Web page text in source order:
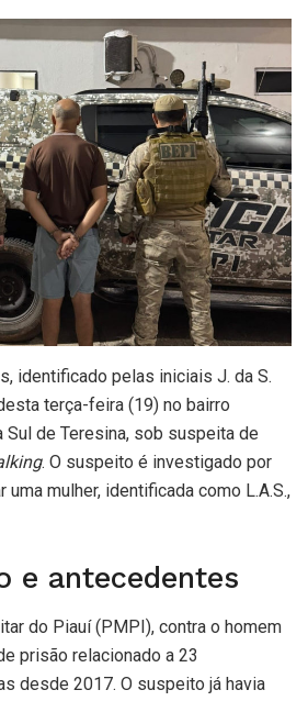
identificado pelas iniciais J. da S.
terça-feira (19) no bairro
Sul de Teresina, sob suspeita de
. O suspeito é investigado por
mulher, identificada como L.A.S.,
e antecedentes
do Piauí (PMPI), contra o homem
prisão relacionado a 23
desde 2017. O suspeito já havia